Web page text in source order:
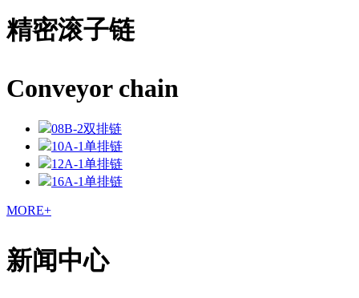
精密滚子链
Conveyor chain
08B-2双排链
10A-1单排链
12A-1单排链
16A-1单排链
MORE+
新闻中心